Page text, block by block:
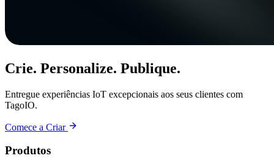
Crie. Personalize. Publique.
Entregue experiências IoT excepcionais aos seus clientes com
TagoIO.
Comece a Criar
Produtos